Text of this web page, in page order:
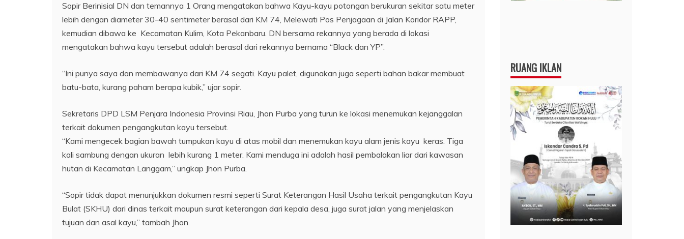
Sopir Berinisial DN dan temannya 1 Orang mengatakan bahwa Kayu-kayu potongan berukuran sekitar satu meter
lebih dengan diameter 30-40 sentimeter berasal dari KM 74, Melewati Pos Penjagaan di Jalan Koridor RAPP,
kemudian dibawa ke Kecamatan Kulim, Kota Pekanbaru. DN bersama rekannya yang berada di lokasi
mengatakan bahwa kayu tersebut adalah berasal dari rekannya bernama “Black dan YP”.
“Ini punya saya dan membawanya dari KM 74 segati. Kayu palet, digunakan juga seperti bahan bakar membuat
batu-bata, kurang paham berapa kubik,” ujar sopir.
Sekretaris DPD LSM Penjara Indonesia Provinsi Riau, Jhon Purba yang turun ke lokasi menemukan kejanggalan
terkait dokumen pengangkutan kayu tersebut.
“Kami mengecek bagian bawah tumpukan kayu di atas mobil dan menemukan kayu alam jenis kayu keras. Tiga
kali sambung dengan ukuran lebih kurang 1 meter. Kami menduga ini adalah hasil pembalakan liar dari kawasan
hutan di Kecamatan Langgam,” ungkap Jhon Purba.
“Sopir tidak dapat menunjukkan dokumen resmi seperti Surat Keterangan Hasil Usaha terkait pengangkutan Kayu
Bulat (SKHU) dari dinas terkait maupun surat keterangan dari kepala desa, juga surat jalan yang menjelaskan
tujuan dan asal kayu,” tambah Jhon.
RUANG IKLAN